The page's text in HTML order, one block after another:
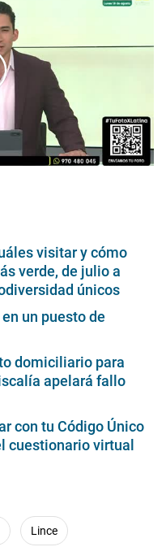
visitar y cómo
verde, de julio a
únicos
un puesto de
domiciliario para
apelará fallo
con tu Código Único
cuestionario virtual
Lince